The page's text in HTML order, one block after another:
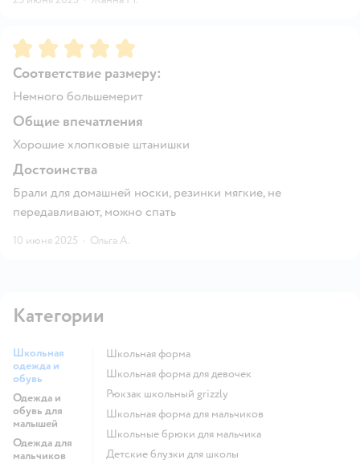
Рейтинг:5
Соответствие размеру:
Немного большемерит
Общие впечатления
Хорошие хлопковые штанишки
Достоинства
Брали для домашней носки, резинки мягкие, не
передавливают, можно спать
10 июня 2025 · Ольга А.
Категории
Школьная
одежда и
обувь
Одежда и
обувь для
малышей
Одежда для
мальчиков
Школьная форма
Школьная форма для девочек
Рюкзак школьный grizzly
Школьная форма для мальчиков
Школьные брюки для мальчика
Детские блузки для школы